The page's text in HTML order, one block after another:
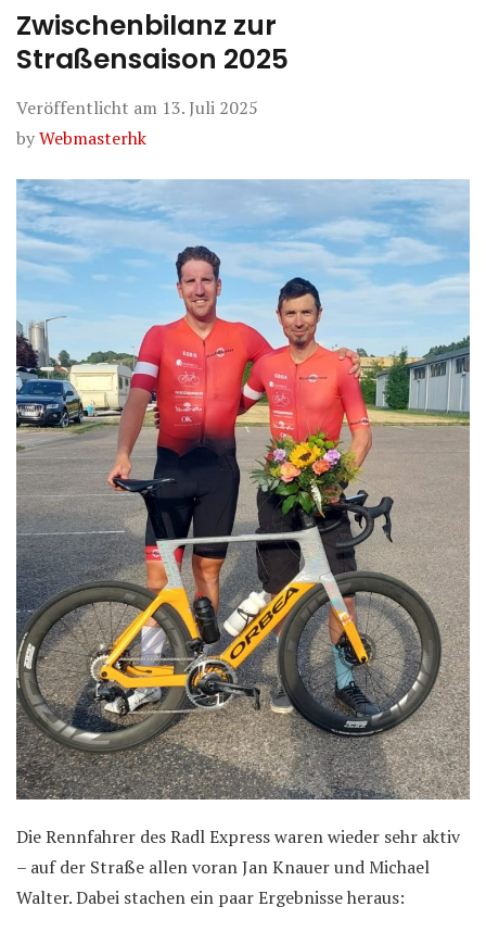
Zwischenbilanz zur
Straßensaison 2025
Veröffentlicht am 13. Juli 2025
byWebmasterhk
Die Rennfahrer des Radl Express waren wieder sehr aktiv
– auf der Straße allen voran Jan Knauer und Michael
Walter. Dabei stachen ein paar Ergebnisse heraus: